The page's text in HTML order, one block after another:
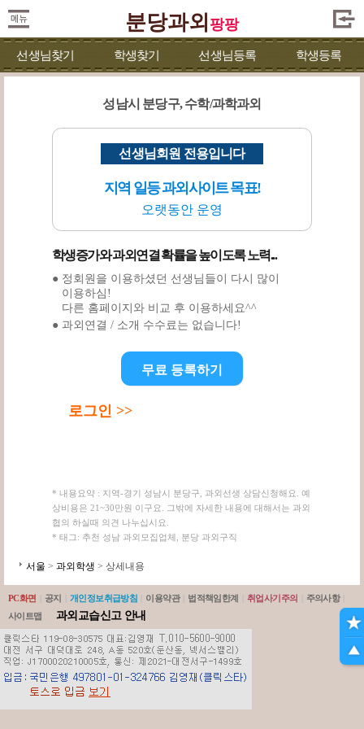
분당과외 팡팡
선생님찾기 학생찾기 선생님등록 학생등록
성남시 분당구, 수학/과학과외
선생님회원 전용입니다
지역 일등 과외사이트 목표!
오랫동안 운영
학생증가와 과외연결 확률을 높이도록 노력...
● 정회원을 이용하셨던 선생님들이 다시 많이
이용하심!
다른 홈페이지와 비교 후 이용하세요^^
● 과외연결 / 소개 수수료는 없습니다!
무료 등록하기
로그인 >>
* 내용요약 : 지역-경기 성남시 분당구, 과외선생 상담신청해요. 예
상비용은 21~30만원 이구요. 그밖에 자세한 내용에 대해서는 과외
협의 하실때 의견 나누십시요.
* 태그: 추천 성남 과외모집업체, 분당 과외구직
서울 > 과외학생 > 상세내용
PC화면 공지 개인정보취급방침 이용약관 법적책임한계 취업사기주의 주의사항
사이트맵
과외교습신고 안내